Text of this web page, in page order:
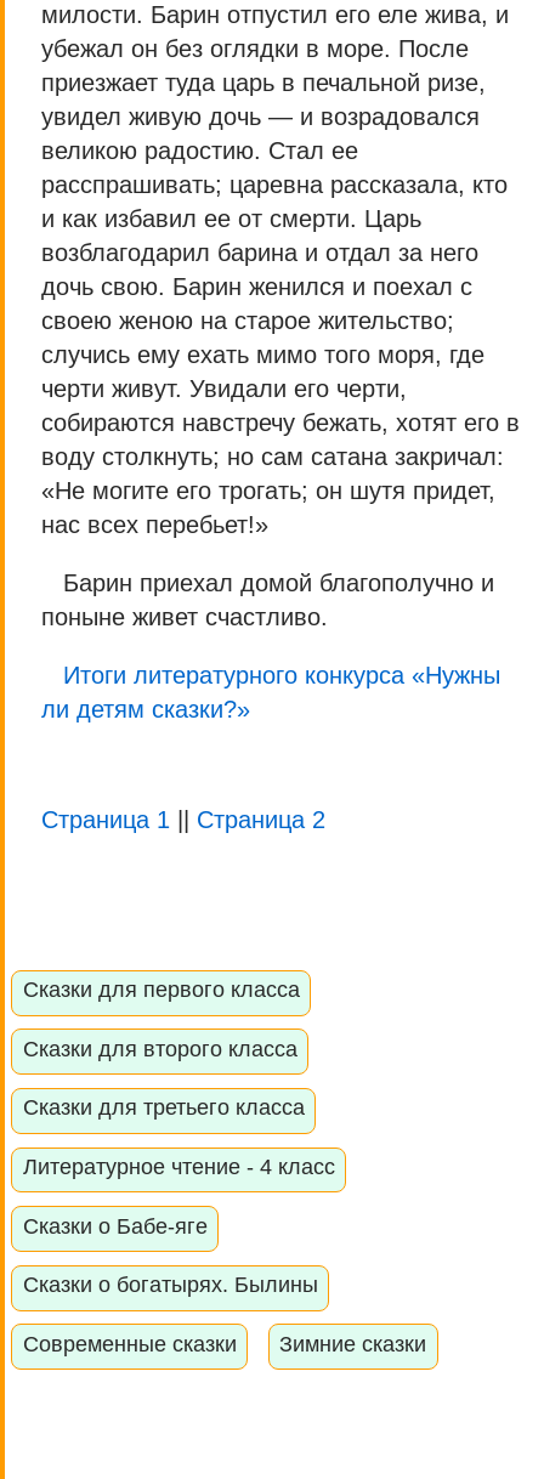
милости. Барин отпустил его еле жива, и
убежал он без оглядки в море. После
приезжает туда царь в печальной ризе,
увидел живую дочь — и возрадовался
великою радостию. Стал ее
расспрашивать; царевна рассказала, кто
и как избавил ее от смерти. Царь
возблагодарил барина и отдал за него
дочь свою. Барин женился и поехал с
своею женою на старое жительство;
случись ему ехать мимо того моря, где
черти живут. Увидали его черти,
собираются навстречу бежать, хотят его в
воду столкнуть; но сам сатана закричал:
«Не могите его трогать; он шутя придет,
нас всех перебьет!»
Барин приехал домой благополучно и
поныне живет счастливо.
Итоги литературного конкурса «Нужны
ли детям сказки?»
Страница 1 Страница 2
Сказки для первого класса
Сказки для второго класса
Сказки для третьего класса
Литературное чтение - 4 класс
Сказки о Бабе-яге
Сказки о богатырях. Былины
Современные сказки Зимние сказки